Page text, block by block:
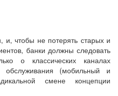
и, чтобы не потерять старых и
банки должны следовать
о классических каналах
обслуживания (мобильный и
смене концепции